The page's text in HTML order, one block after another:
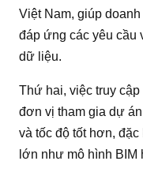
Việt Nam, giúp
đáp ứng các yêu cầu
dữ liệu.
Thứ hai, việc truy
đơn vị tham gia dự
và tốc độ tốt hơn,
lớn như mô hình BIM